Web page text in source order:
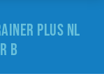
PLUS NL
B